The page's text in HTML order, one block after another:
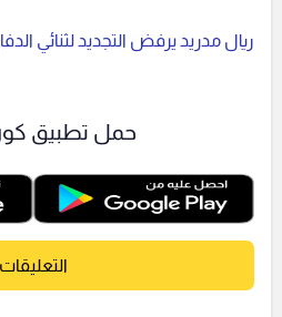
ريال مدريد يرفض التجديد لثنائي
حمل تطبيق
التعليقات